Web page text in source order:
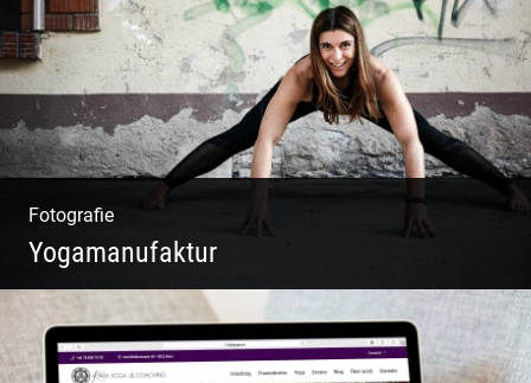
Fotografie
Yogamanufaktur
Yoga | Fashion | Cool & symphatisch